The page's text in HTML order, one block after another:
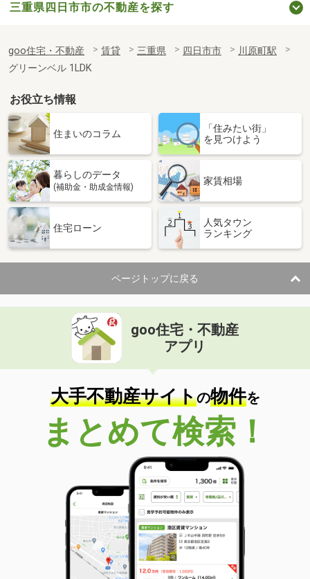
三重県四日市市の不動産を探す
goo住宅・不動産 賃貸 三重県 四日市市
川原町駅
グリーンベル 1LDK
お役立ち情報
住まいのコラム
「住みたい街」
を見つけよう
暮らしのデータ
(補助金・助成金情報)
家賃相場
住宅ローン
人気タウン
ランキング
ページトップに戻る
goo住宅・不動産
アプリ
大手不動産サイトの物件を
まとめて検索！